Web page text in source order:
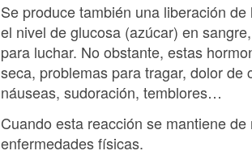
Se produce también una liberación
el nivel de glucosa (azúcar) en
para luchar. No obstante, estas
seca, problemas para tragar, dolor
náuseas, sudoración, temblores…
Cuando esta reacción se mantiene
enfermedades físicas.